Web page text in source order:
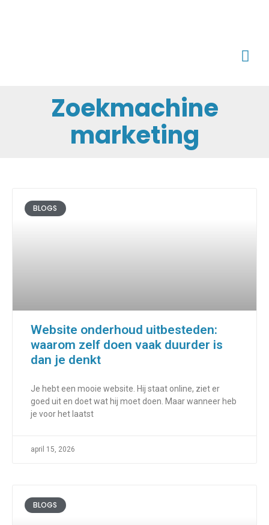
Zoekmachine
marketing
BLOGS
Website onderhoud uitbesteden:
waarom zelf doen vaak duurder is
dan je denkt
Je hebt een mooie website. Hij staat online, ziet er
goed uit en doet wat hij moet doen. Maar wanneer heb
je voor het laatst
april 15, 2026
BLOGS